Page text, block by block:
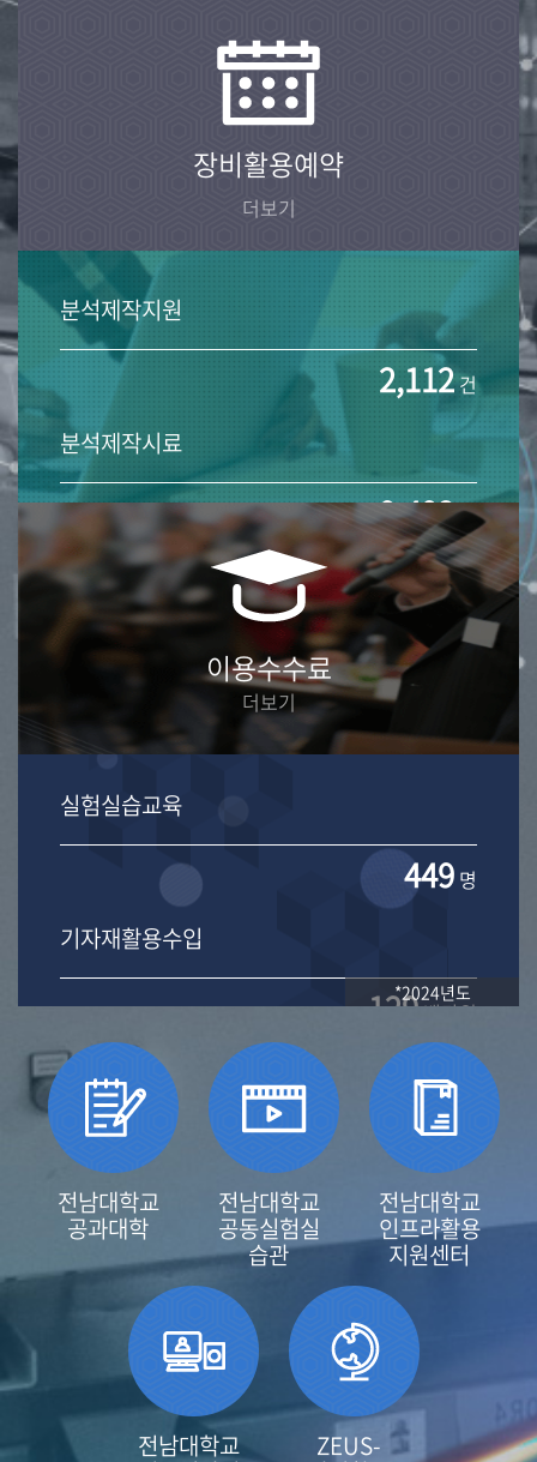
장비활용예약
더보기
분석제작지원
2,112건
분석제작시료
9,492개
이용수수료
더보기
*2024년도
실험실습교육
449 명
기자재활용수입
129백만원
전남대학교
공과대학
전남대학교
공동실험실
습관
전남대학교
인프라활용
지원센터
전남대학교 ZEUS-